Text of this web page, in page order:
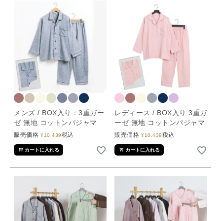
メンズ / BOX入り：3重ガー
ゼ 無地 コットンパジャマ
販売価格 ¥10,439税込
カートに入れる
レディース / BOX入り 3重ガ
ーゼ 無地 コットンパジャマ
販売価格 ¥10,439税込
カートに入れる